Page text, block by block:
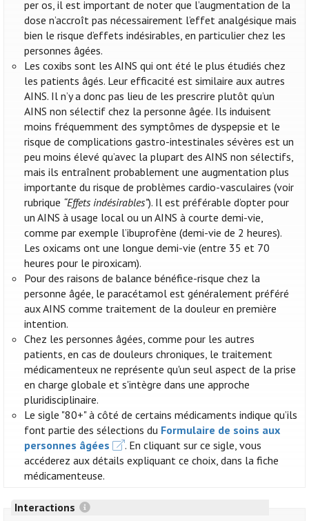
per os, il est important de noter que l’augmentation de la
dose n’accroît pas nécessairement l’effet analgésique mais
bien le risque d’effets indésirables, en particulier chez les
personnes âgées.
Les coxibs sont les AINS qui ont été le plus étudiés chez
les patients âgés. Leur efficacité est similaire aux autres
AINS. Il n’y a donc pas lieu de les prescrire plutôt qu’un
AINS non sélectif chez la personne âgée. Ils induisent
moins fréquemment des symptômes de dyspepsie et le
risque de complications gastro-intestinales sévères est un
peu moins élevé qu’avec la plupart des AINS non sélectifs,
mais ils entraînent probablement une augmentation plus
importante du risque de problèmes cardio-vasculaires (voir
rubrique “Effets indésirables”). Il est préférable d’opter pour
un AINS à usage local ou un AINS à courte demi-vie,
comme par exemple l’ibuprofène (demi-vie de 2 heures).
Les oxicams ont une longue demi-vie (entre 35 et 70
heures pour le piroxicam).
Pour des raisons de balance bénéfice-risque chez la
personne âgée, le paracétamol est généralement préféré
aux AINS comme traitement de la douleur en première
intention.
Chez les personnes âgées, comme pour les autres
patients, en cas de douleurs chroniques, le traitement
médicamenteux ne représente qu'un seul aspect de la prise
en charge globale et s'intègre dans une approche
pluridisciplinaire.
Le sigle "80+" à côté de certains médicaments indique qu’ils
font partie des sélections du Formulaire de soins aux
personnes âgées
. En cliquant sur ce sigle, vous
accéderez aux détails expliquant ce choix, dans la fiche
médicamenteuse.
Interactions